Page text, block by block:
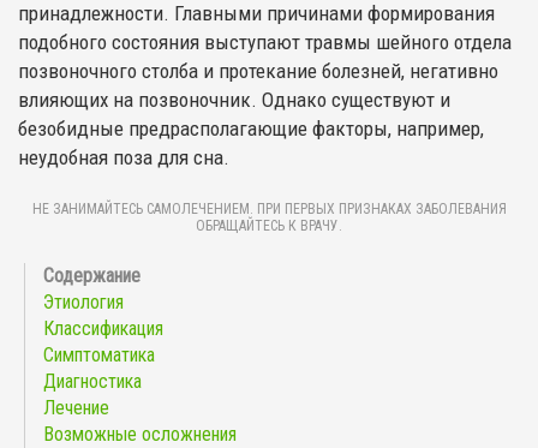
принадлежности. Главными причинами формирования
подобного состояния выступают травмы шейного отдела
позвоночного столба и протекание болезней, негативно
влияющих на позвоночник. Однако существуют и
безобидные предрасполагающие факторы, например,
неудобная поза для сна.
НЕ ЗАНИМАЙТЕСЬ САМОЛЕЧЕНИЕМ. ПРИ ПЕРВЫХ ПРИЗНАКАХ ЗАБОЛЕВАНИЯ
ОБРАЩАЙТЕСЬ К ВРАЧУ.
Этиология
Классификация
Симптоматика
Диагностика
Лечение
Возможные осложнения